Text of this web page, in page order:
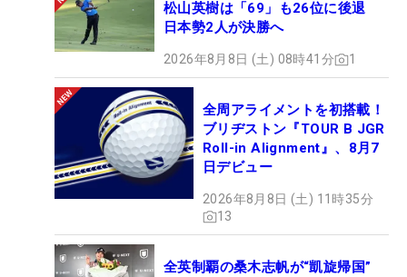
松山英樹は「69」も26位に後退
日本勢2人が決勝へ
2026年8月8日 (土) 08時41分 1
全周アライメントを初搭載！
ブリヂストン『TOUR B JGR
Roll-in Alignment』、8月7
日デビュー
2026年8月8日 (土) 11時35分
13
全英制覇の桑木志帆が“凱旋帰国”